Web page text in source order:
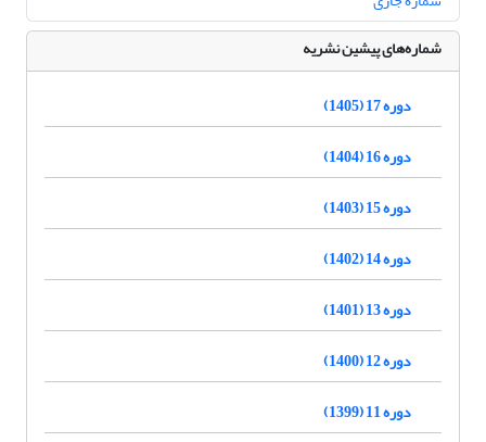
شماره‌های پیشین نشریه
دوره 17 (1405)
دوره 16 (1404)
دوره 15 (1403)
دوره 14 (1402)
دوره 13 (1401)
دوره 12 (1400)
دوره 11 (1399)